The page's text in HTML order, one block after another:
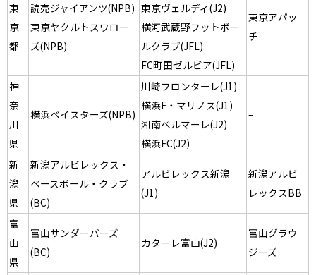
東
京
都
読売ジャイアンツ(NPB)
東京ヤクルトスワロー
ズ(NPB)
東京ヴェルディ(J2)
横河武蔵野フットボー
ルクラブ(JFL)
FC町田ゼルビア(JFL)
東京アパッ
チ
神
奈
川
県
横浜ベイスターズ(NPB)
川崎フロンターレ(J1)
横浜F・マリノス(J1)
湘南ベルマーレ(J2)
横浜FC(J2)
–
新
潟
県
新潟アルビレックス・
ベースボール・クラブ
(BC)
アルビレックス新潟
(J1)
新潟アルビ
レックスBB
富
山
県
富山サンダーバーズ
(BC)
カターレ富山(J2)
富山グラウ
ジーズ